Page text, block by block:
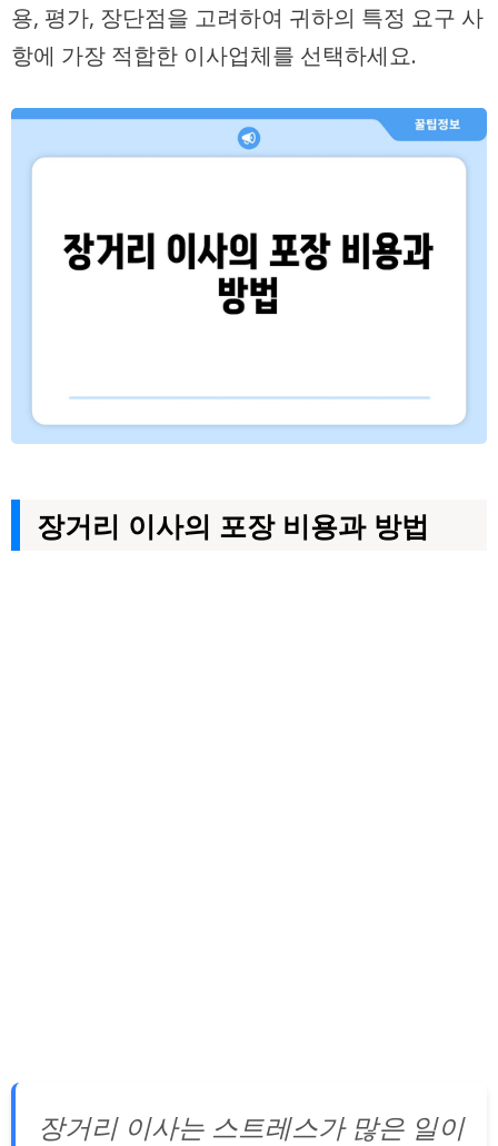
용, 평가, 장단점을 고려하여 귀하의 특정 요구 사
항에 가장 적합한 이사업체를 선택하세요.
장거리 이사의 포장 비용과 방법
장거리 이사는 스트레스가 많은 일이